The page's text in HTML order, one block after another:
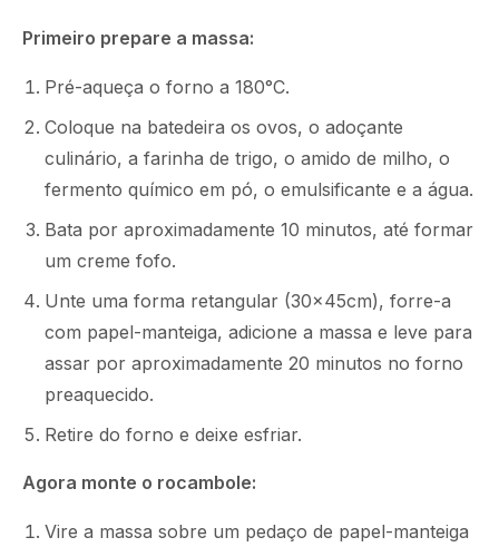
Primeiro prepare a massa:
Pré-aqueça o forno a 180°C.
Coloque na batedeira os ovos, o adoçante
culinário, a farinha de trigo, o amido de milho, o
fermento químico em pó, o emulsificante e a água.
Bata por aproximadamente 10 minutos, até formar
um creme fofo.
Unte uma forma retangular (30x45cm), forre-a
com papel-manteiga, adicione a massa e leve para
assar por aproximadamente 20 minutos no forno
preaquecido.
Retire do forno e deixe esfriar.
Agora monte o rocambole:
Vire a massa sobre um pedaço de papel-manteiga